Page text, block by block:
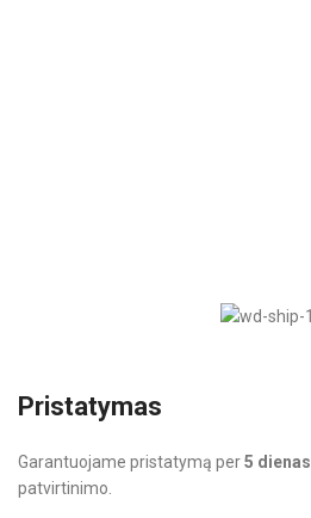
Pristatymas
Garantuojame pristatymą per5 dienas
patvirtinimo.